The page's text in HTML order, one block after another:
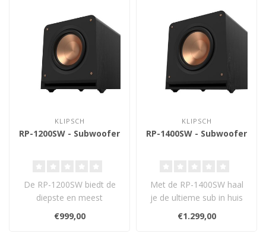
KLIPSCH
RP-1200SW - Subwoofer
De RP-1200SW biedt de
diepste en meest
basweergave. Met zijn
€999,00
KLIPSCH
RP-1400SW - Subwoofer
Met de RP-1400SW haal
je de ultieme sub in huis
luisterervaring. ..
€1.299,00